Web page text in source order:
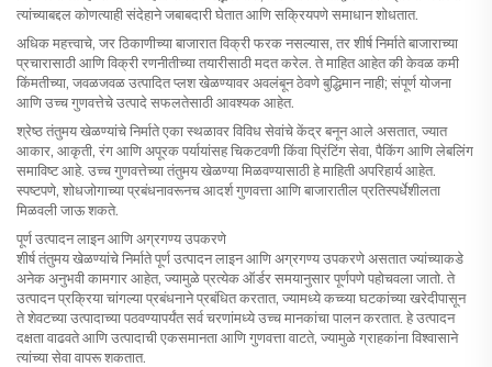
त्यांच्याबद्दल कोणत्याही संदेहाने जबाबदारी घेतात आणि सक्रियपणे समाधान शोधतात.
अधिक महत्त्वाचे, जर ठिकाणीच्या बाजारात विक्री फरक नसल्यास, तर शीर्ष निर्माते बाजाराच्या
प्रचारासाठी आणि विक्री रणनीतीच्या तयारीसाठी मदत करेल. ते माहित आहेत की केवळ कमी
किंमतीच्या, जवळजवळ उत्पादित प्लश खेळण्यावर अवलंबून ठेवणे बुद्धिमान नाही; संपूर्ण योजना
आणि उच्च गुणवत्तेचे उत्पादे सफलतेसाठी आवश्यक आहेत.
श्रेष्ठ तंतुमय खेळण्यांचे निर्माते एका स्थळावर विविध सेवांचे केंद्र बनून आले असतात, ज्यात
आकार, आकृती, रंग आणि अपूरक पर्यायांसह चिकटवणी किंवा प्रिंटिंग सेवा, पैकिंग आणि लेबलिंग
समाविष्ट आहे. उच्च गुणवत्तेच्या तंतुमय खेळण्या मिळवण्यासाठी हे माहिती अपरिहार्य आहेत.
स्पष्टपणे, शोधजोगाच्या प्रबंधनावरूनच आदर्श गुणवत्ता आणि बाजारातील प्रतिस्पर्धेशीलता
मिळवली जाऊ शकते.
पूर्ण उत्पादन लाइन आणि अग्रगण्य उपकरणे
शीर्ष तंतुमय खेळण्यांचे निर्माते पूर्ण उत्पादन लाइन आणि अग्रगण्य उपकरणे असतात ज्यांच्याकडे
अनेक अनुभवी कामगार आहेत, ज्यामुळे प्रत्येक ऑर्डर समयानुसार पूर्णपणे पहोचवला जातो. ते
उत्पादन प्रक्रिया चांगल्या प्रबंधनाने प्रबंधित करतात, ज्यामध्ये कच्च्या घटकांच्या खरेदीपासून
ते शेवटच्या उत्पादाच्या पठवण्यापर्यंत सर्व चरणांमध्ये उच्च मानकांचा पालन करतात. हे उत्पादन
दक्षता वाढवते आणि उत्पादाची एकसमानता आणि गुणवत्ता वाटते, ज्यामुळे ग्राहकांना विश्वासाने
त्यांच्या सेवा वापरू शकतात.